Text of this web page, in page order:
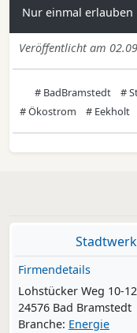
Nur einmal
Veröffentlicht am
# BadBramstedt #
# Ökostrom
# Eekholt
Firmendetails
Lohstücker Weg 10-12
24576 Bad Bramstedt
Branche: Energie